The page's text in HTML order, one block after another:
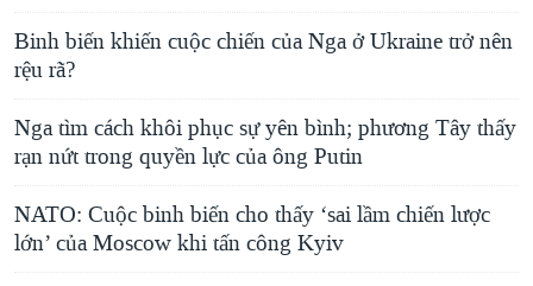
Binh biến khiến cuộc chiến của Nga ở Ukraine trở nên
rệu rã?
Nga tìm cách khôi phục sự yên bình; phương Tây thấy
rạn nứt trong quyền lực của ông Putin
NATO: Cuộc binh biến cho thấy ‘sai lầm chiến lược
lớn’ của Moscow khi tấn công Kyiv